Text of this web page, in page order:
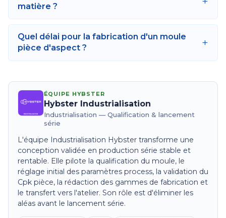
matière ?
Quel délai pour la fabrication d'un moule
pièce d'aspect ?
+
ÉQUIPE HYBSTER
Hybster Industrialisation
Industrialisation — Qualification & lancement
série
L'équipe Industrialisation Hybster transforme une
conception validée en production série stable et
rentable. Elle pilote la qualification du moule, le
réglage initial des paramètres process, la validation du
Cpk pièce, la rédaction des gammes de fabrication et
le transfert vers l'atelier. Son rôle est d'éliminer les
aléas avant le lancement série.